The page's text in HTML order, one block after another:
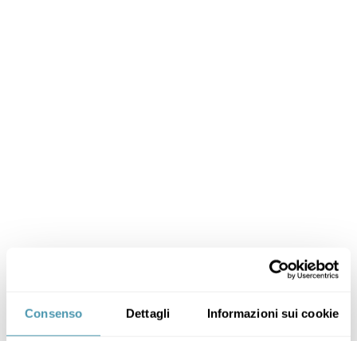
Consenso Dettagli Informazioni sui cookie